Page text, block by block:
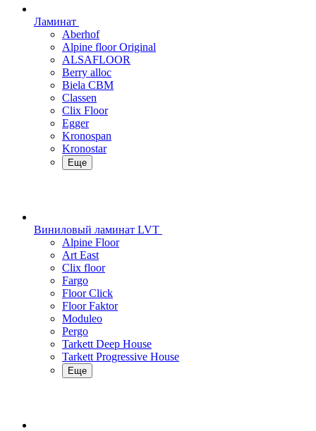
Ламинат
Aberhof
Alpine floor Original
ALSAFLOOR
Berry alloc
Biela CBM
Classen
Clix Floor
Egger
Kronospan
Kronostar
Еще
Виниловый ламинат LVT
Alpine Floor
Art East
Clix floor
Fargo
Floor Click
Floor Faktor
Moduleo
Pergo
Tarkett Deep House
Tarkett Progressive House
Еще